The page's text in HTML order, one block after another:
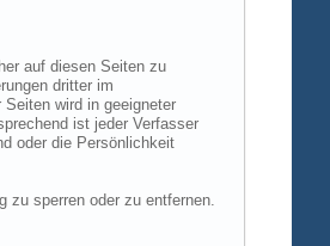
auf diesen Seiten zu
dritter im
wird in geeigneter
ist jeder Verfasser
oder die Persönlichkeit
zu sperren oder zu entfernen.